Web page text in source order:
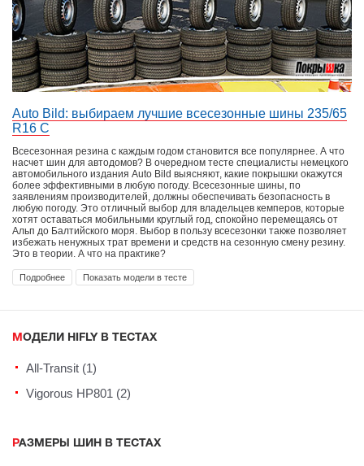
Auto Bild: выбираем лучшие всесезонные шины 235/65
R16 C
Всесезонная резина с каждым годом становится все популярнее. А что
насчет шин для автодомов? В очередном тесте специалисты немецкого
автомобильного издания Auto Bild выясняют, какие покрышки окажутся
более эффективными в любую погоду. Всесезонные шины, по
заявлениям производителей, должны обеспечивать безопасность в
любую погоду. Это отличный выбор для владельцев кемперов, которые
хотят оставаться мобильными круглый год, спокойно перемещаясь от
Альп до Балтийского моря. Выбор в пользу всесезонки также позволяет
избежать ненужных трат времени и средств на сезонную смену резину.
Это в теории. А что на практике?
Подробнее Показать модели в тесте
МОДЕЛИ HIFLY В ТЕСТАХ
All-Transit (1)
Vigorous HP801 (2)
РАЗМЕРЫ ШИН В ТЕСТАХ